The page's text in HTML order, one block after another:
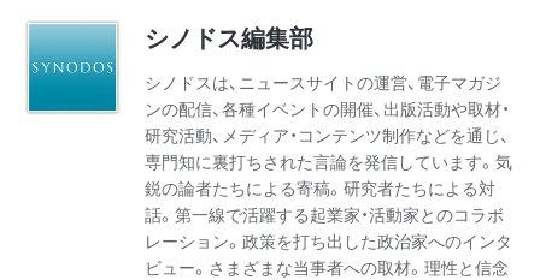
シノドス編集部
シノドスは、ニュースサイトの運営、電子マガジ
ンの配信、各種イベントの開催、出版活動や取材・
研究活動、メディア・コンテンツ制作などを通じ、
専門知に裏打ちされた言論を発信しています。気
鋭の論者たちによる寄稿。研究者たちによる対
話。第一線で活躍する起業家・活動家とのコラボ
レーション。政策を打ち出した政治家へのインタ
ビュー。さまざまな当事者への取材。理性と信念